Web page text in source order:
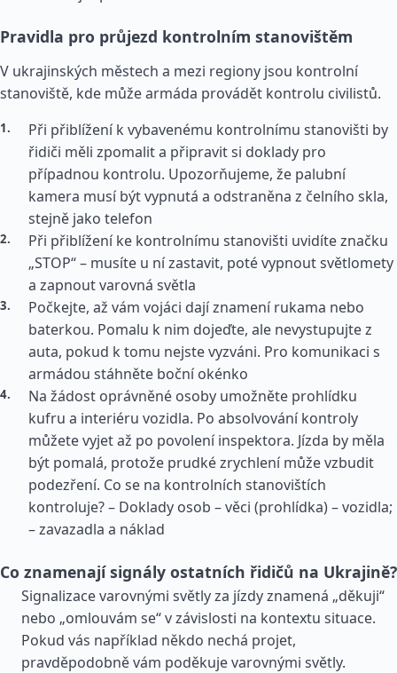
Pravidla pro průjezd kontrolním stanovištěm
V ukrajinských městech a mezi regiony jsou kontrolní
stanoviště, kde může armáda provádět kontrolu civilistů.
Při přiblížení k vybavenému kontrolnímu stanovišti by
řidiči měli zpomalit a připravit si doklady pro
případnou kontrolu. Upozorňujeme, že palubní
kamera musí být vypnutá a odstraněna z čelního skla,
stejně jako telefon
Při přiblížení ke kontrolnímu stanovišti uvidíte značku
„STOP“ – musíte u ní zastavit, poté vypnout světlomety
a zapnout varovná světla
Počkejte, až vám vojáci dají znamení rukama nebo
baterkou. Pomalu k nim dojeďte, ale nevystupujte z
auta, pokud k tomu nejste vyzváni. Pro komunikaci s
armádou stáhněte boční okénko
Na žádost oprávněné osoby umožněte prohlídku
kufru a interiéru vozidla. Po absolvování kontroly
můžete vyjet až po povolení inspektora. Jízda by měla
být pomalá, protože prudké zrychlení může vzbudit
podezření. Co se na kontrolních stanovištích
kontroluje? – Doklady osob – věci (prohlídka) – vozidla;
– zavazadla a náklad
Co znamenají signály ostatních řidičů na Ukrajině?
Signalizace varovnými světly za jízdy znamená „děkuji“
nebo „omlouvám se“ v závislosti na kontextu situace.
Pokud vás například někdo nechá projet,
pravděpodobně vám poděkuje varovnými světly.